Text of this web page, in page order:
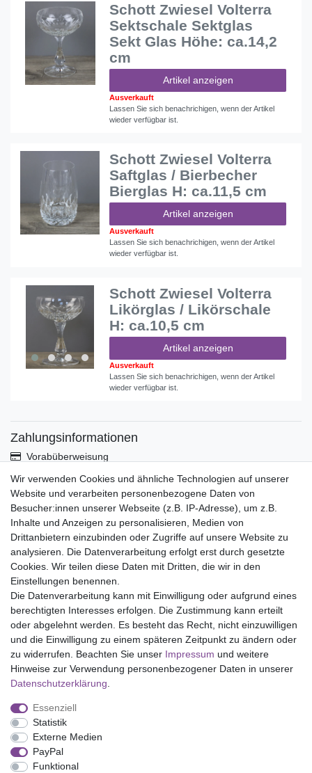
Schott Zwiesel Volterra
Sektschale Sektglas
Sekt Glas Höhe: ca.14,2
cm
Artikel anzeigen
Ausverkauft
Lassen Sie sich benachrichigen, wenn der Artikel
wieder verfügbar ist.
Schott Zwiesel Volterra
Saftglas / Bierbecher
Bierglas H: ca.11,5 cm
Artikel anzeigen
Ausverkauft
Lassen Sie sich benachrichigen, wenn der Artikel
wieder verfügbar ist.
Schott Zwiesel Volterra
Likörglas / Likörschale
H: ca.10,5 cm
Artikel anzeigen
Ausverkauft
Lassen Sie sich benachrichigen, wenn der Artikel
wieder verfügbar ist.
Wir verwenden Cookies und ähnliche Technologien auf unserer
Website und verarbeiten personenbezogene Daten von
Besucher:innen unserer Webseite (z.B. IP-Adresse), um z.B.
Inhalte und Anzeigen zu personalisieren, Medien von
Drittanbietern einzubinden oder Zugriffe auf unsere Website zu
analysieren. Die Datenverarbeitung erfolgt erst durch gesetzte
Cookies. Wir teilen diese Daten mit Dritten, die wir in den
Einstellungen benennen.
Die Datenverarbeitung kann mit Einwilligung oder aufgrund eines
berechtigten Interesses erfolgen. Die Zustimmung kann erteilt
oder abgelehnt werden. Es besteht das Recht, nicht einzuwilligen
und die Einwilligung zu einem späteren Zeitpunkt zu ändern oder
zu widerrufen. Beachten Sie unser Impressum und weitere
Hinweise zur Verwendung personenbezogener Daten in unserer
Daten­schutz­erklärung
Essenziell
Statistik
Externe Medien
PayPal
Funktional
Zahlungsinformationen
Vorabüberweisung
Abholung
Versandinformationen
Versand per GLS (6,90 Euro) oder DHL (8,49 Euro ) inkl. MwSt.
(innerhalb Deutschlands)
kostenfreie Lieferung ab 150 Euro Warenwert (innerhalb
Deutschlands)
Übersicht Internationale Versandkosten
Wir kaufen an
Sie haben zuviel Porzellan im Schrank? Gerne kaufen wir dieses
an. Einfach unverbindliches Angebot anfordern.
*Endpreis inkl. MwSt. (Dieser Artikel unterliegt gem. § 25a
UStG der Differenzbesteuerung, ein Ausweis der
Mehrwertsteuer auf der Rechnung erfolgt nicht.)